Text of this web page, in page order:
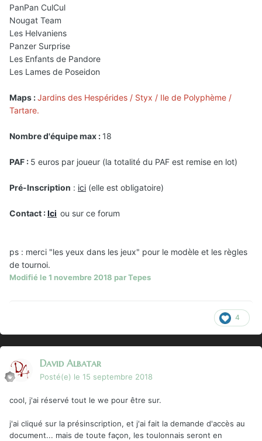
PanPan CulCul
Nougat Team
Les Helvaniens
Panzer Surprise
Les Enfants de Pandore
Les Lames de Poseidon
Maps :Jardins des Hespérides / Styx / Ile de Polyphème /
Tartare.
Nombre d'équipe max : 18
PAF : 5 euros par joueur (la totalité du PAF est remise en lot)
Pré-Inscription : ici (elle est obligatoire)
Contact :Ici ou sur ce forum
ps : merci "les yeux dans les jeux" pour le modèle et les règles
de tournoi.
Modifié le 1 novembre 2018 par Tepes
4
David Albatar
Posté(e) le 15 septembre 2018
cool, j'ai réservé tout le we pour être sur.
j'ai cliqué sur la présinscription, et j'ai fait la demande d'accès au
document... mais de toute façon, les toulonnais seront en